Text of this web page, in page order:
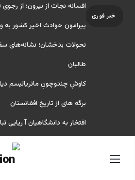
خبر فوری
افسانه نجات از بیرون؛ از رجوی
پیرامون حوادث اخیر کشور به
تحولات بدخشان؛ نشانه‌های
طالبان
کاوشِ چندو‌چونِ ماتریالیسم
برگه های از تاریخ افغانستان
افتخار به دانشگاهیان آ ریایی